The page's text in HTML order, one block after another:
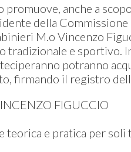
promuove, anche a
della
M.o Vincenzo
tradizionale e
potranno
firmando il registro
FIGUCCIO
teorica e pratica per